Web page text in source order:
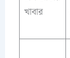
খাবার